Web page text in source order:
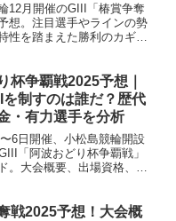
12月開催のGIII「椿賞争奪
想。注目選手やラインの勢
性を踏まえた勝利のカギを
杯争覇戦2025予想｜
を制すのは誰だ？歴代
・有力選手を分析
6日開催、小松島競輪開設
「阿波おどり杯争覇戦」
。大会概要、出場資格、優
3解説。
戦2025予想！大会概